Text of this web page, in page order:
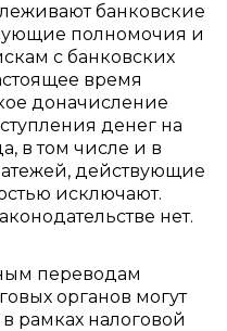
банковские
полномочия и
с банковских
время
доначисление
денег на
в том числе и в
действующие
исключают.
нет.
переводам
органов могут
рамках налоговой